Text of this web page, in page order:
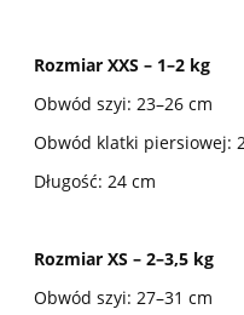
Rozmiar XXS – 1–2 kg
Obwód szyi: 23–26 cm
Obwód klatki piersiowej:
Długość: 24 cm
Rozmiar XS – 2–3,5 kg
Obwód szyi: 27–31 cm